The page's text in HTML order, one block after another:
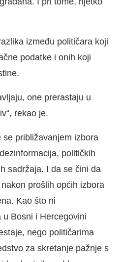
između političara koji
podatke i onih koji
one prerastaju u
rekao je.
približavanjem izbora
političkih
sadržaja. I da se čini da
prošlih općih izbora
Kao što ni
Bosni i Hercegovini
nego političarima
za skretanje pažnje s